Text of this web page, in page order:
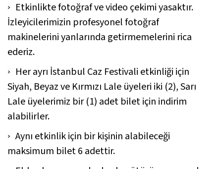
Etkinlikte fotoğraf ve video çekimi yasaktır.
İzleyicilerimizin profesyonel fotoğraf
makinelerini yanlarında getirmemelerini rica
ederiz.
Her ayrı İstanbul Caz Festivali etkinliği için
Siyah, Beyaz ve Kırmızı Lale üyeleri iki (2), Sarı
Lale üyelerimiz bir (1) adet bilet için indirim
alabilirler.
Aynı etkinlik için bir kişinin alabileceği
maksimum bilet 6 adettir.